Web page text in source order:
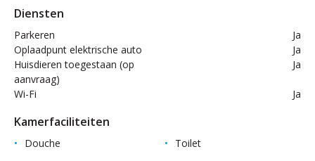
Diensten
Parkeren
Ja
Oplaadpunt elektrische auto
Ja
Huisdieren toegestaan (op
aanvraag)
Ja
Wi-Fi Ja
Kamerfaciliteiten
Douche Toilet